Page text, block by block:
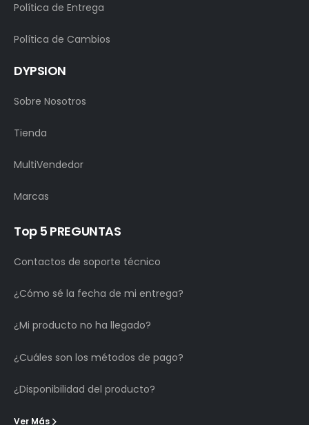
Política de Entrega
Política de Cambios
DYPSION
Sobre Nosotros
Tienda
MultiVendedor
Marcas
Top 5 PREGUNTAS
Contactos de soporte técnico
¿Cómo sé la fecha de mi entrega?
¿Mi producto no ha llegado?
¿Cuáles son los métodos de pago?
¿Disponibilidad del producto?
Ver Más